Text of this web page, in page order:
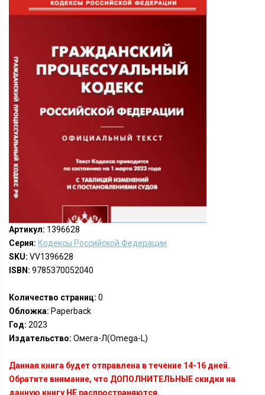
Артикул: 1396628
Серия: Кодексы Российской Федерации
SKU: VV1396628
ISBN: 9785370052040
Количество страниц: 0
Обложка: Paperback
Год: 2023
Издательство: Омега-Л(Omega-L)
Данная книга будет отправлена в течение 14-16 дней.
Обратите внимание, что ДОПОЛНИТЕЛЬНЫЕ скидки на
данную книгу НЕ распространяются.